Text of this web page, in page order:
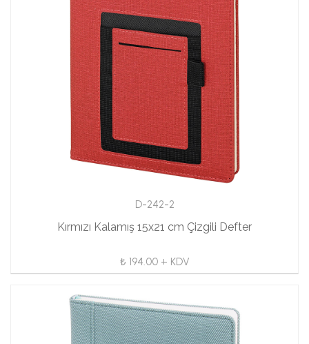
D-242-2
Kırmızı Kalamış 15x21 cm Çizgili Defter
₺ 194.00 + KDV